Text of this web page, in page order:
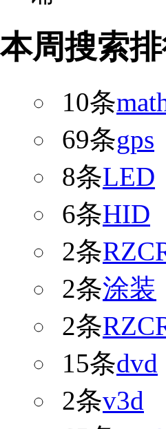
本周搜索
10条
69条gps
8条LED
6条HID
2条
2条涂装
2条
15条dvd
2条v3d